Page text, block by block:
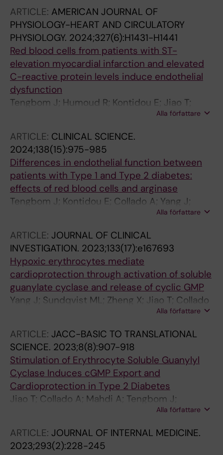
Catrina S-B; Mahdi A; Carlstroem M; Martelli F;
Pernow J; Zhou Z
ARTICLE: AMERICAN JOURNAL OF
PHYSIOLOGY-HEART AND CIRCULATORY
PHYSIOLOGY. 2024;327(6):H1431-H1441
Red blood cells from patients with ST-
elevation myocardial infarction and elevated
C-reactive protein levels induce endothelial
dysfunction
Tengbom J; Humoud R; Kontidou E; Jiao T;
Yang J; Hedin U; Zhou Z; Jurga J; Collado A;
Alla författare
ARTICLE: CLINICAL SCIENCE.
2024;138(15):975-985
Differences in endothelial function between
patients with Type 1 and Type 2 diabetes:
effects of red blood cells and arginase
Tengbom J; Kontidou E; Collado A; Yang J;
Alvarsson M; Brinck J; Rossner S; Zhou Z;
Alla författare
ARTICLE: JOURNAL OF CLINICAL
INVESTIGATION. 2023;133(17):e167693
Hypoxic erythrocytes mediate
cardioprotection through activation of soluble
guanylate cyclase and release of cyclic GMP
Yang J; Sundqvist ML; Zheng X; Jiao T; Collado
A; Tratsiakovich Y; Mahdi A; Tengbom J;
Akaike T; Cortese-Krott MM; Weitzberg E;
Lundberg JO; Pernow J
Alla författare
ARTICLE: JACC-BASIC TO TRANSLATIONAL
SCIENCE. 2023;8(8):907-918
Stimulation of Erythrocyte Soluble Guanylyl
Cyclase Induces cGMP Export and
Cardioprotection in Type 2 Diabetes
Jiao T; Collado A; Mahdi A; Tengbom J;
Tratsiakovich Y; Milne GT; Alvarsson M;Alla författare
ARTICLE: JOURNAL OF INTERNAL MEDICINE.
2023;293(2):228-245